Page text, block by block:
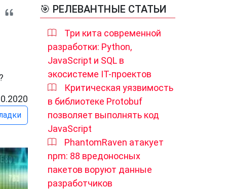
🎯 РЕЛЕВАНТНЫЕ СТАТЬИ
Три кита современной
разработки: Python,
JavaScript и SQL в
экосистеме IT-проектов
Критическая уязвимость
в библиотеке Protobuf
позволяет выполнять код
JavaScript
PhantomRaven атакует
npm: 88 вредоносных
пакетов воруют данные
разработчиков